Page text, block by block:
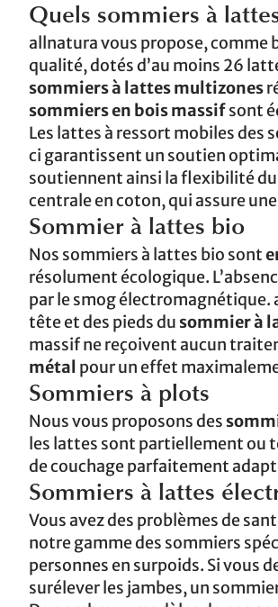
Quels sommiers à
allnatura vous propose, comme
qualité, dotés d’au moins 26
sommiers à lattes multizones
sommiers en bois massifsont
Les lattes à ressort mobiles des
ci garantissent un soutien
soutiennent ainsi la flexibilité du
centrale en coton, qui assure
Sommier à lattes bio
Nos sommiers à lattes bio sont
résolument écologique.
par le smog électromagnétique.
tête et des pieds du sommier à
massif ne reçoivent aucun
métal pour un effet
Sommiers à plots
Nous vous proposons des
les lattes sont partiellement ou
de couchage parfaitement
Sommiers à lattes
Vous avez des problèmes de
notre gamme des sommiers
personnes en surpoids. Si vous
surélever les jambes, un